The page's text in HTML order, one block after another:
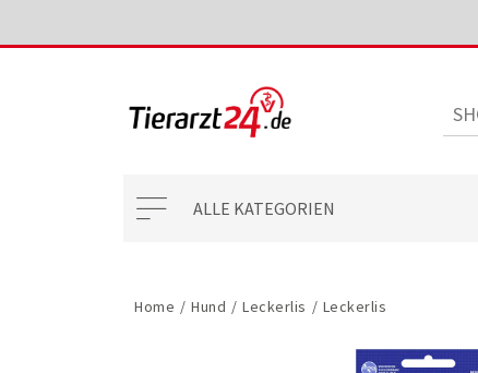
ALLE KATEGORIEN
Home / Hund / Leckerlis / Leckerlis